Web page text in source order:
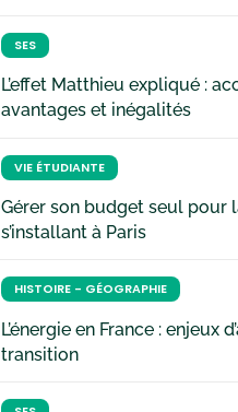
SES
L’effet Matthieu expliqué :
avantages et inégalités
VIE ÉTUDIANTE
Gérer son budget seul pour
s’installant à Paris
HISTOIRE - GÉOGRAPHIE
L’énergie en France : enjeux
transition